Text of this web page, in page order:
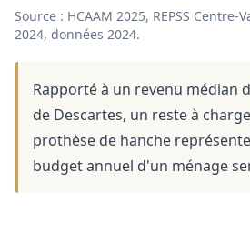
Source : HCAAM 2025, REPSS Centre-
2024, données 2024.
Rapporté à un revenu médian
de Descartes, un reste à
prothèse de hanche
budget annuel d'un ménage